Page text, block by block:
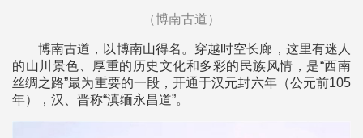
（博南古道）
博南古道，以博南山得名。穿越时空长廊，这里有迷人
的山川景色、厚重的历史文化和多彩的民族风情，是“西南
丝绸之路”最为重要的一段，开通于汉元封六年（公元前105
年），汉、晋称“滇缅永昌道”。